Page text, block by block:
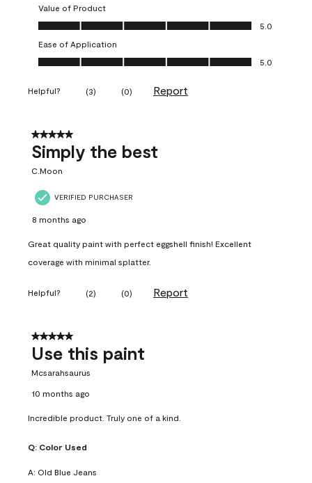
Value of Product
Value of Product, 5.0 out of 5
5.0
Ease of Application
Ease of Application, 5.0 out of 5
5.0
Helpful? (3) (0) Report
5 out of 5 stars.
Simply the best
C.Moon
VERIFIED PURCHASER
8 months ago
Great quality paint with perfect eggshell finish! Excellent
coverage with minimal splatter.
Helpful? (2) (0) Report
5 out of 5 stars.
Use this paint
Mcsarahsaurus
10 months ago
Incredible product. Truly one of a kind.
Q: Color Used
A: Old Blue Jeans